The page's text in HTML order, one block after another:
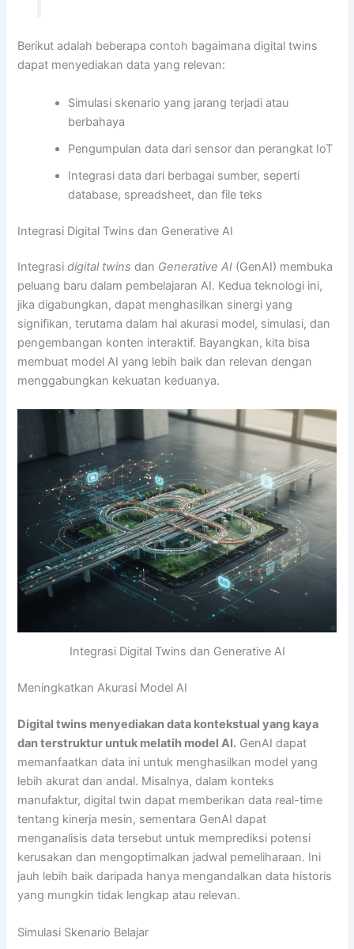
Berikut adalah beberapa contoh bagaimana digital twins
dapat menyediakan data yang relevan:
Simulasi skenario yang jarang terjadi atau
berbahaya
Pengumpulan data dari sensor dan perangkat IoT
Integrasi data dari berbagai sumber, seperti
database, spreadsheet, dan file teks
Integrasi Digital Twins dan Generative AI
Integrasidigital twins dan Generative AI (GenAI) membuka
peluang baru dalam pembelajaran AI. Kedua teknologi ini,
jika digabungkan, dapat menghasilkan sinergi yang
signifikan, terutama dalam hal akurasi model, simulasi, dan
pengembangan konten interaktif. Bayangkan, kita bisa
membuat model AI yang lebih baik dan relevan dengan
menggabungkan kekuatan keduanya.
Integrasi Digital Twins dan Generative AI
Meningkatkan Akurasi Model AI
Digital twins menyediakan data kontekstual yang kaya
dan terstruktur untuk melatih model AI. GenAI dapat
memanfaatkan data ini untuk menghasilkan model yang
lebih akurat dan andal. Misalnya, dalam konteks
manufaktur, digital twin dapat memberikan data real-time
tentang kinerja mesin, sementara GenAI dapat
menganalisis data tersebut untuk memprediksi potensi
kerusakan dan mengoptimalkan jadwal pemeliharaan. Ini
jauh lebih baik daripada hanya mengandalkan data historis
yang mungkin tidak lengkap atau relevan.
Simulasi Skenario Belajar